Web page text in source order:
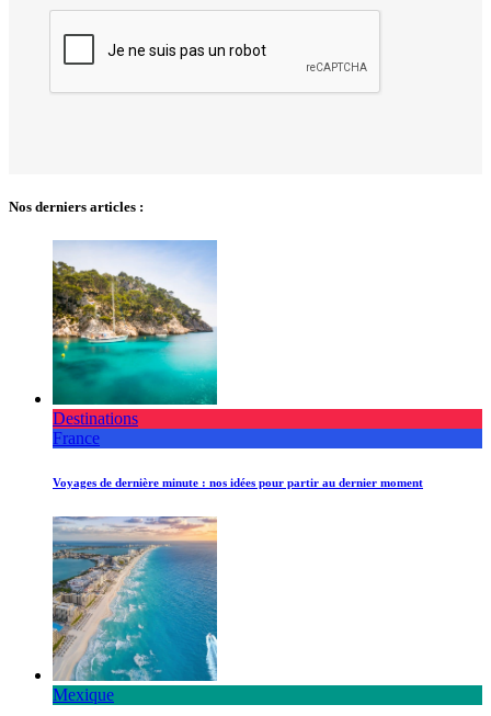
Nos derniers articles :
Destinations
France
Voyages de dernière minute : nos idées pour partir au dernier moment
Mexique